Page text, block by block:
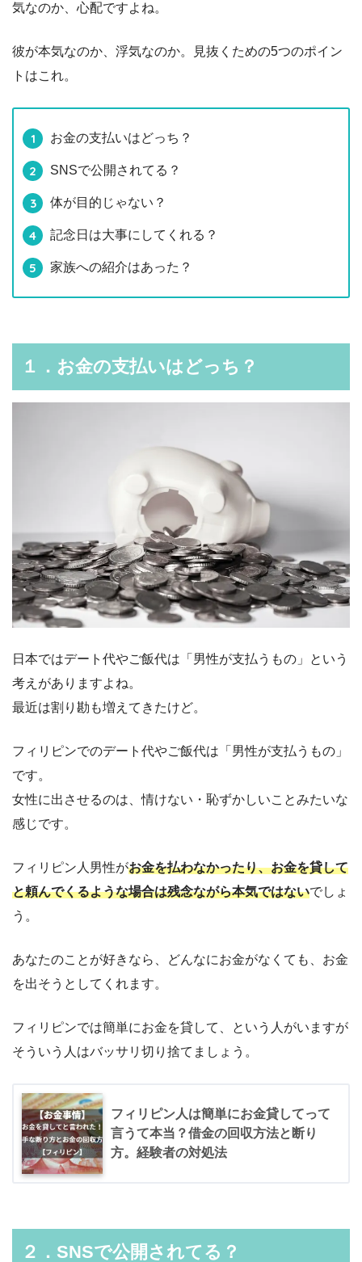
気なのか、心配ですよね。
彼が本気なのか、浮気なのか。見抜くための5つのポイン
トはこれ。
お金の支払いはどっち？
SNSで公開されてる？
体が目的じゃない？
記念日は大事にしてくれる？
家族への紹介はあった？
１．お金の支払いはどっち？
日本ではデート代やご飯代は「男性が支払うもの」という
考えがありますよね。
最近は割り勘も増えてきたけど。
フィリピンでのデート代やご飯代は「男性が支払うもの」
です。
女性に出させるのは、情けない・恥ずかしいことみたいな
感じです。
フィリピン人男性がお金を払わなかったり、お金を貸して
と頼んでくるような場合は残念ながら本気ではないでしょ
う。
あなたのことが好きなら、どんなにお金がなくても、お金
を出そうとしてくれます。
フィリピンでは簡単にお金を貸して、という人がいますが
そういう人はバッサリ切り捨てましょう。
フィリピン人は簡単にお金貸してって
言うて本当？借金の回収方法と断り
方。経験者の対処法
２．SNSで公開されてる？